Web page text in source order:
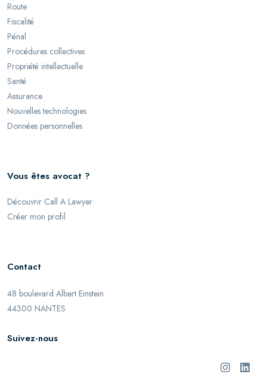
Route
Fiscalité
Pénal
Procédures collectives
Propriété intellectuelle
Santé
Assurance
Nouvelles technologies
Données personnelles
Vous êtes avocat ?
Découvrir Call A Lawyer
Créer mon profil
Contact
48 boulevard Albert Einstein
44300 NANTES
Suivez-nous